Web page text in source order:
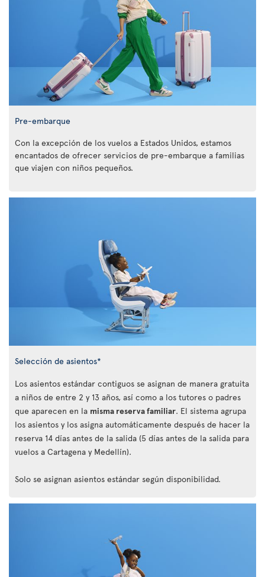
Pre-embarque
Con la excepción de los vuelos a Estados Unidos, estamos
encantados de ofrecer servicios de pre-embarque a familias
que viajen con niños pequeños.
Selección de asientos*
Los asientos estándar contiguos se asignan de manera gratuita
a niños de entre 2 y 13 años, así como a los tutores o padres
que aparecen en la misma reserva familiar. El sistema agrupa
los asientos y los asigna automáticamente después de hacer la
reserva 14 días antes de la salida (5 días antes de la salida para
vuelos a Cartagena y Medellín).
Solo se asignan asientos estándar según disponibilidad.